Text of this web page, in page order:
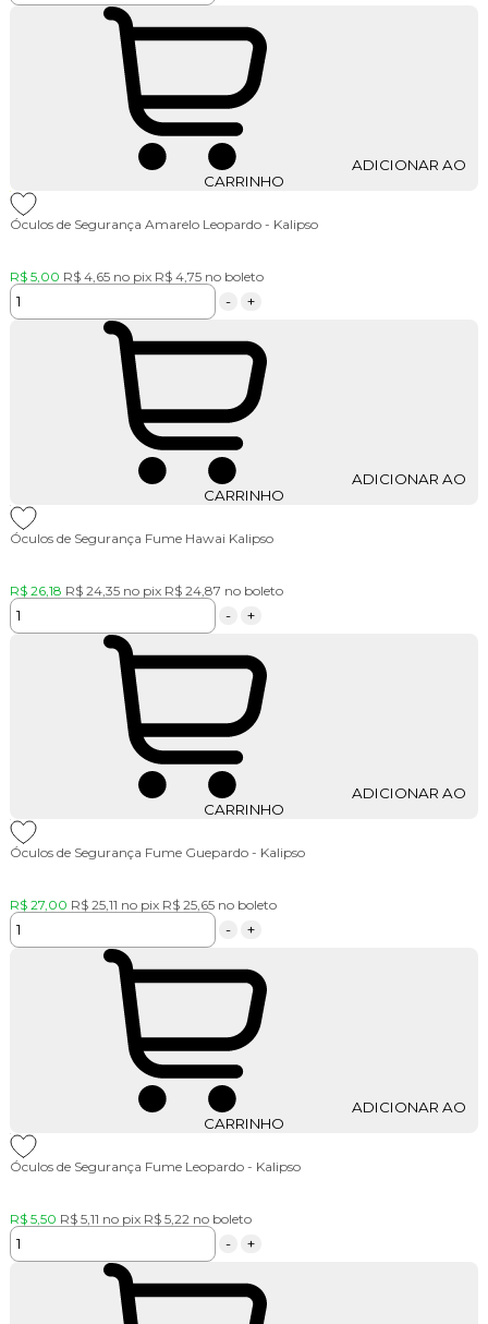
CARRINHO
Óculos de Segurança Amarelo Leopardo - Kalipso
R$ 5,00 R$ 4,65 no pix R$ 4,75 no boleto
- +
CARRINHO
Óculos de Segurança Fume Hawai Kalipso
R$ 26,18 R$ 24,35 no pix R$ 24,87 no boleto
- +
CARRINHO
Óculos de Segurança Fume Guepardo - Kalipso
R$ 27,00 R$ 25,11 no pix R$ 25,65 no boleto
- +
CARRINHO
Óculos de Segurança Fume Leopardo - Kalipso
R$ 5,50 R$ 5,11 no pix R$ 5,22 no boleto
- +